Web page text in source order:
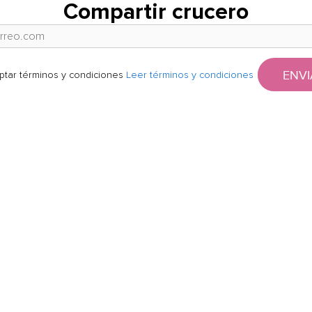
Compartir crucero
términos y condiciones Leer términos y condiciones